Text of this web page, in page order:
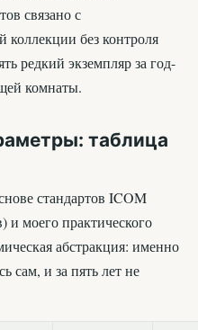
связано с
без контроля
редкий экземпляр за год-
комнаты.
таблица
стандартов ICOM
моего практического
абстракция: именно
сам, и за пять лет не